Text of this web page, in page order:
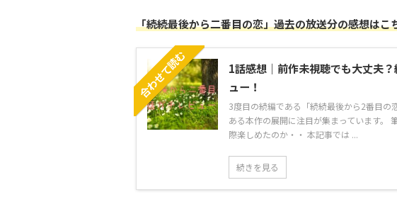
「続続最後から二番目の恋」過去の放送分の感想は
合わせて読む
1話感想｜前作未視聴でも大丈夫
ュー！
3度目の続編である「続続最後から2番目
ある本作の展開に注目が集まっています。
際楽しめたのか・・ 本記事では ...
続きを見る